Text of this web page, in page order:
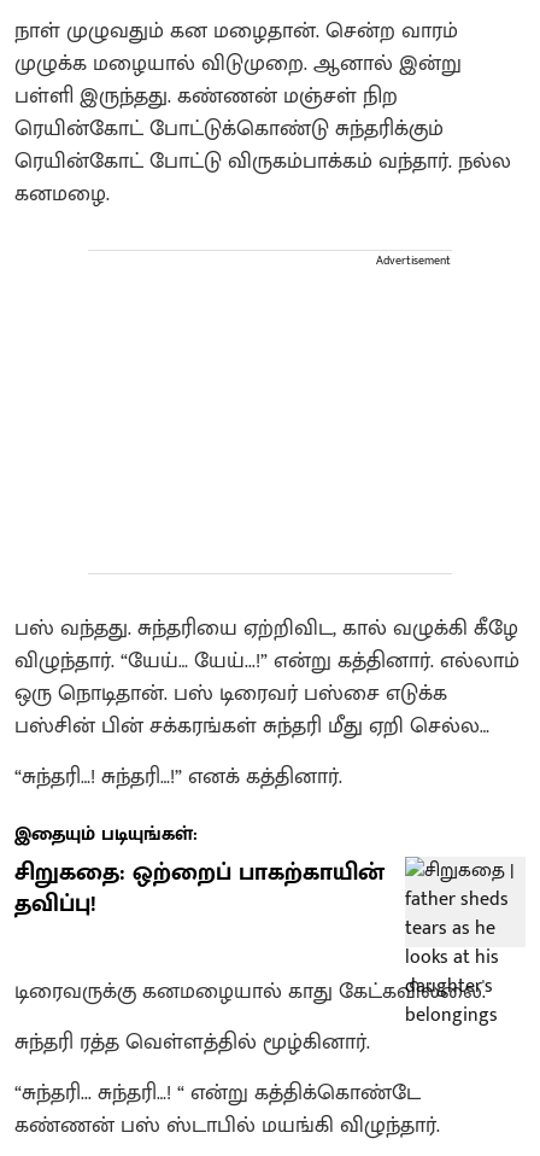
நாள் முழுவதும் கன மழைதான். சென்ற வாரம்
முழுக்க மழையால் விடுமுறை. ஆனால் இன்று
பள்ளி இருந்தது. கண்ணன் மஞ்சள் நிற
ரெயின்கோட் போட்டுக்கொண்டு சுந்தரிக்கும்
ரெயின்கோட் போட்டு விருகம்பாக்கம் வந்தார். நல்ல
கனமழை.
Advertisement
பஸ் வந்தது. சுந்தரியை ஏற்றிவிட, கால் வழுக்கி கீழே
விழுந்தார். “யேய்… யேய்...!” என்று கத்தினார். எல்லாம்
ஒரு நொடிதான். பஸ் டிரைவர் பஸ்சை எடுக்க
பஸ்சின் பின் சக்கரங்கள் சுந்தரி மீது ஏறி செல்ல…
“சுந்தரி…! சுந்தரி…!” எனக் கத்தினார்.
இதையும் படியுங்கள்:
சிறுகதை: ஒற்றைப் பாகற்காயின்
தவிப்பு!
டிரைவருக்கு கனமழையால் காது கேட்கவில்லை.
சுந்தரி ரத்த வெள்ளத்தில் மூழ்கினார்.
“சுந்தரி... சுந்தரி…! “ என்று கத்திக்கொண்டே
கண்ணன் பஸ் ஸ்டாபில் மயங்கி விழுந்தார்.